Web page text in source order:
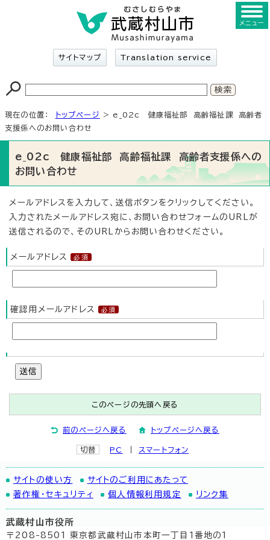
サイトマップ Translation service
メニュー
現在の位置： トップページ
> e_02c 健康福祉部 高齢福祉課 高齢者
支援係へのお問い合わせ
e_02c 健康福祉部 高齢福祉課 高齢者支援係への
お問い合わせ
メールアドレスを入力して、送信ボタンをクリックしてください。
入力されたメールアドレス宛に、お問い合わせフォームのURLが
送信されるので、そのURLからお問い合わせください。
メールアドレス
確認用メールアドレス
送信
このページの先頭へ戻る
前のページへ戻る トップページへ戻る
切替 PC スマートフォン
サイトの使い方
サイトのご利用にあたって
著作権・セキュリティ
個人情報利用規定 リンク集
武蔵村山市役所
〒208-8501 東京都武蔵村山市本町一丁目1番地の1